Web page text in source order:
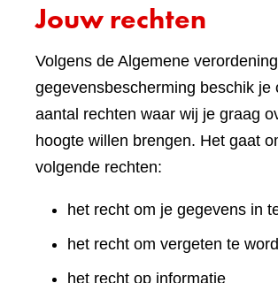
Jouw rechten
Volgens de Algemene verordening
gegevensbescherming beschik je
aantal rechten waar wij je graag
hoogte willen brengen. Het gaat
volgende rechten:
het recht om je gegevens in
het recht om vergeten te
het recht op informatie